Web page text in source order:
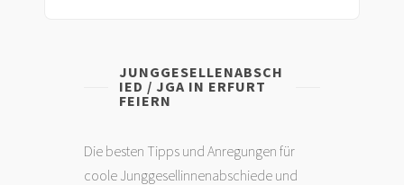
JUNGGESELLENABSCH
IED / JGA IN ERFURT
FEIERN
Die besten Tipps und Anregungen für
coole Junggesellinnenabschiede und